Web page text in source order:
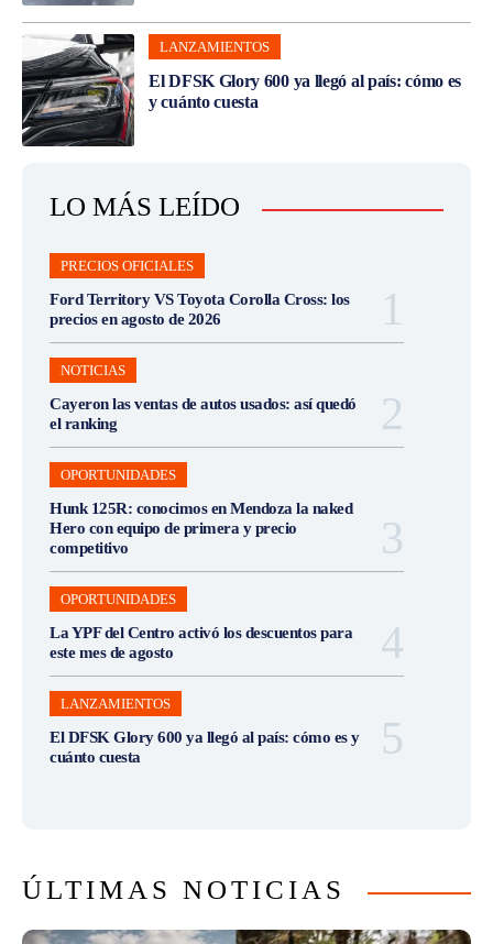
LANZAMIENTOS
El DFSK Glory 600 ya llegó al país: cómo es
y cuánto cuesta
LO MÁS LEÍDO
PRECIOS OFICIALES
Ford Territory VS Toyota Corolla Cross: los
precios en agosto de 2026
NOTICIAS
Cayeron las ventas de autos usados: así quedó
el ranking
OPORTUNIDADES
Hunk 125R: conocimos en Mendoza la naked
Hero con equipo de primera y precio
competitivo
OPORTUNIDADES
La YPF del Centro activó los descuentos para
este mes de agosto
LANZAMIENTOS
El DFSK Glory 600 ya llegó al país: cómo es y
cuánto cuesta
ÚLTIMAS NOTICIAS